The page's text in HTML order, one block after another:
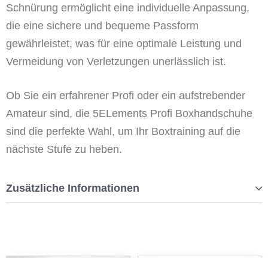
Schnürung ermöglicht eine individuelle Anpassung,
die eine sichere und bequeme Passform
gewährleistet, was für eine optimale Leistung und
Vermeidung von Verletzungen unerlässlich ist.
Ob Sie ein erfahrener Profi oder ein aufstrebender
Amateur sind, die 5ELements Profi Boxhandschuhe
sind die perfekte Wahl, um Ihr Boxtraining auf die
nächste Stufe zu heben.
Zusätzliche Informationen